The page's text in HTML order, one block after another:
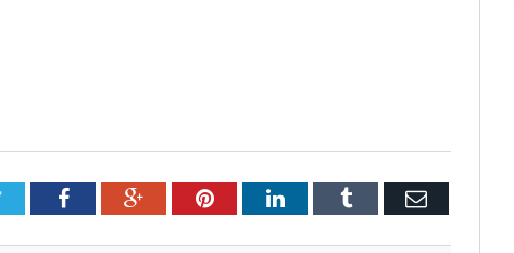
TwitterFacebookGoogle+PinterestLinkedInTumblr Email